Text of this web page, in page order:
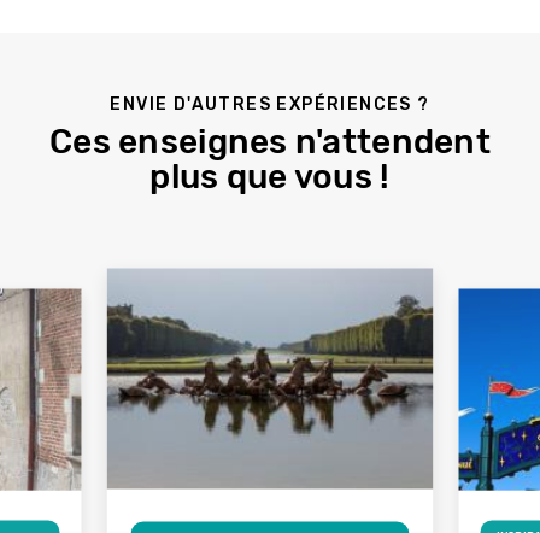
ENVIE D'AUTRES EXPÉRIENCES ?
Ces enseignes n'attendent
plus que vous !